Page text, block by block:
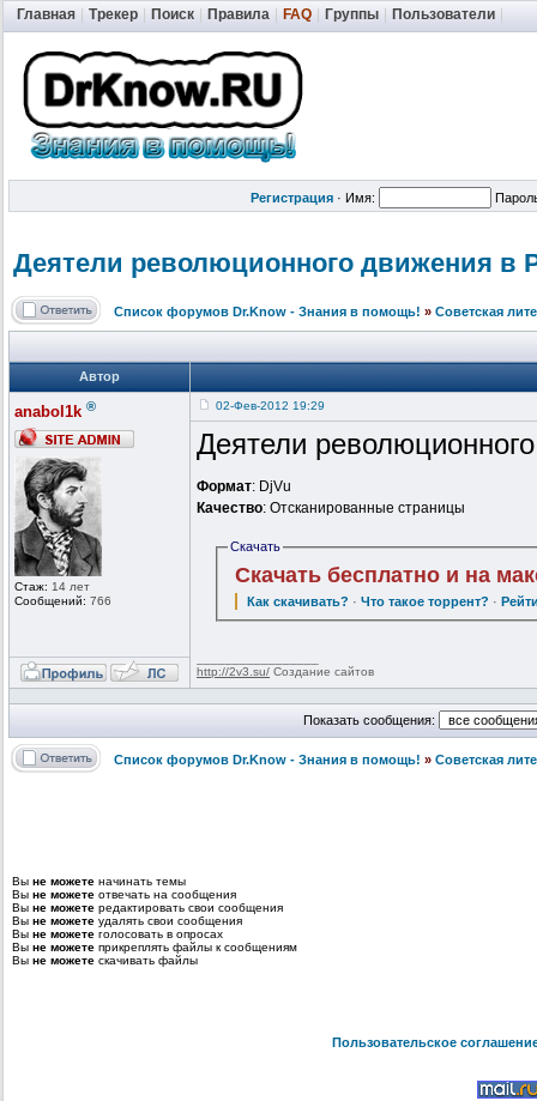
Главная Трекер Поиск Правила FAQ Группы Пользователи
Регистрация · Имя:
Деятели революционного движения в
Список форумов Dr.Know - Знания в помощь! » Советская
Автор
anabol1k ®
Стаж: 14 лет
Сообщений: 766
02-Фев-2012 19:29
Деятели
Формат: DjVu
Качество: Отсканированные страницы
Скачать
Скачать бесплатно и на
Как скачивать? ·Что такое торрент? ·
http://2v3.su/ Создание сайтов
Показать сообщения:
Список форумов Dr.Know - Знания в помощь! » Советская
Вы не можете начинать темы
Вы не можете отвечать на сообщения
Вы не можете редактировать свои сообщения
Вы не можете удалять свои сообщения
Вы не можете голосовать в опросах
Вы не можете прикреплять файлы к сообщениям
Вы не можете скачивать файлы
Пользовательское